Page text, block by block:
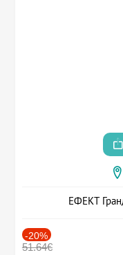
ЕФЕКТ
-20%
51.64€